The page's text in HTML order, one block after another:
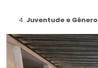
Juventude e Gênero